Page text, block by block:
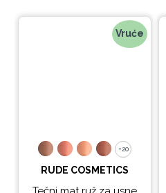
Vruće
+20
+20
RUDE COSMETICS